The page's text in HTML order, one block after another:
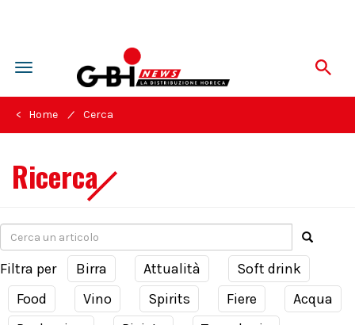
Toggle
navigation
< Home / Cerca
Ricerca
Filtra per Birra Attualità
Soft drink
Food
Vino Spirits Fiere
Acqua